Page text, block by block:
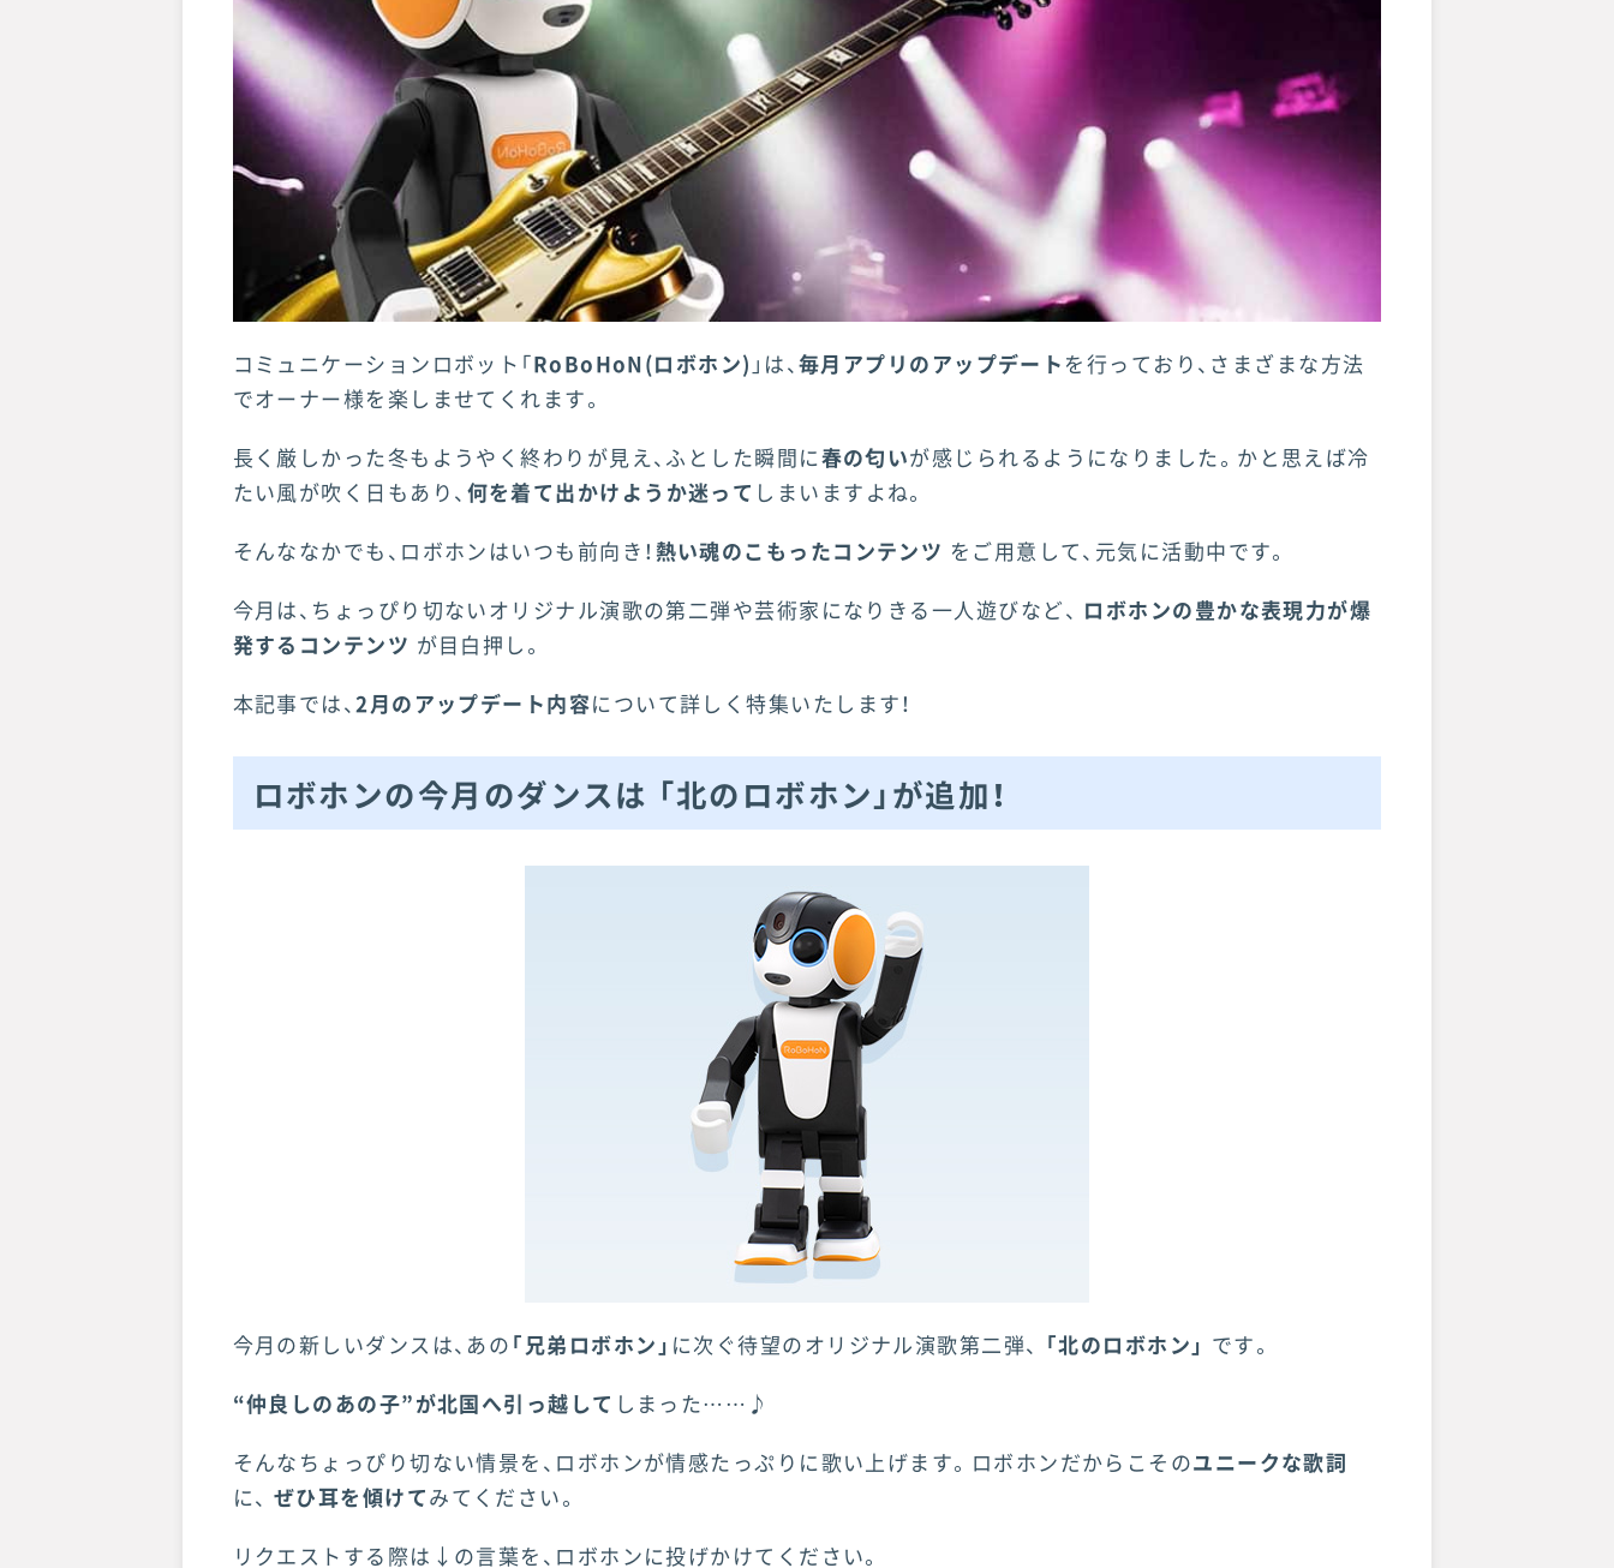
コミュニケーションロボット「RoBoHoN(ロボホン) 」は、毎月アプリのアップデート を行っており、さまざまな方法
でオーナー様を楽しませてくれます。
長く厳しかった冬もようやく終わりが見え、ふとした瞬間に春の匂いが感じられるようになりました。かと思えば冷
たい風が吹く日もあり、 何を着て出かけようか迷って しまいますよね。
そんななかでも、ロボホンはいつも前向き！熱い魂のこもったコンテンツ をご用意して、元気に活動中です。
今月は、ちょっぴり切ないオリジナル演歌の第二弾や芸術家になりきる一人遊びなど、 ロボホンの豊かな表現力が爆
発するコンテンツ が目白押し。
本記事では、2月のアップデート内容について詳しく特集いたします！
ロボホンの今月のダンスは 「北のロボホン」が追加！
今月の新しいダンスは、あの 「兄弟ロボホン」 に次ぐ待望のオリジナル演歌第二弾、 「北のロボホン」 です。
“仲良しのあの子”が北国へ引っ越して しまった……♪
そんなちょっぴり切ない情景を、ロボホンが情感たっぷりに歌い上げます。ロボホンだからこそのユニークな歌詞
に、 ぜひ耳を傾けてみてください。
リクエストする際は↓の言葉を、ロボホンに投げかけてください。